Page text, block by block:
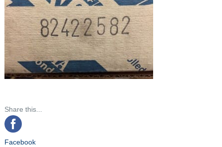
Share this...
Facebook